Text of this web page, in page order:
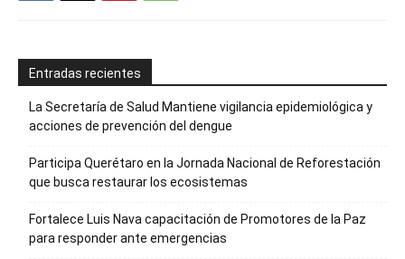
Entradas recientes
La Secretaría de Salud Mantiene vigilancia epidemiológica y
acciones de prevención del dengue
Participa Querétaro en la Jornada Nacional de Reforestación
que busca restaurar los ecosistemas
Fortalece Luis Nava capacitación de Promotores de la Paz
para responder ante emergencias